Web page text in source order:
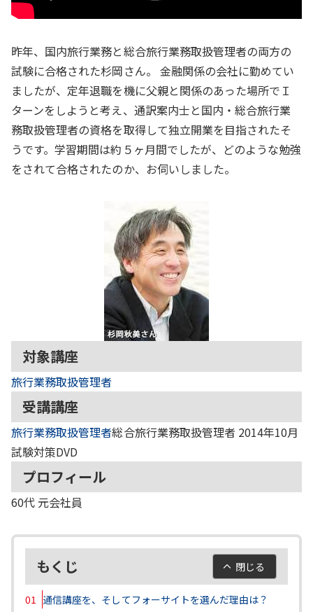
昨年、国内旅行業務と総合旅行業務取扱管理者の両方の
試験に合格された杉岡さん。 金融関係の会社に勤めてい
ましたが、定年退職を機に父親と関係のあった場所でＩ
ターンをしようと考え、通訳案内士と国内・総合旅行業
務取扱管理者の資格を取得して独立開業を目指されたそ
うです。学習期間は約５ヶ月間でしたが、どのような勉強
をされて合格されたのか、お伺いしました。
対象講座
旅行業務取扱管理者
受講講座
旅行業務取扱管理者総合旅行業務取扱管理者 2014年10月
試験対策DVD
プロフィール
60代 元会社員
もくじ 閉じる
01 通信講座を、そしてフォーサイトを選んだ理由は？